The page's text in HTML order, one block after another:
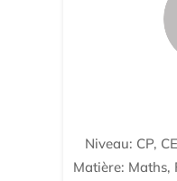
Niveau: CP,
Matière: Maths,